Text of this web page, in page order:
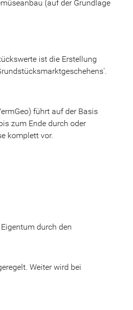
(auf der Grundlage
ist die Erstellung
führt auf der Basis
zum Ende durch oder
komplett vor.
durch den
Weiter wird bei